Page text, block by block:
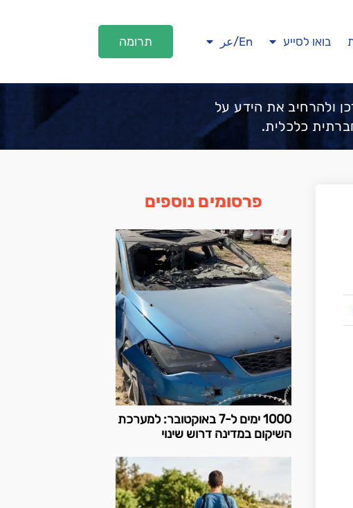
בואו לסייע En/عر תרומה
ולהרחיב את הידע על
כלכלית.
פרסומים נוספים
1000 ימים ל-7 באוקטובר: למערכת
השיקום במדינה דרוש שינוי